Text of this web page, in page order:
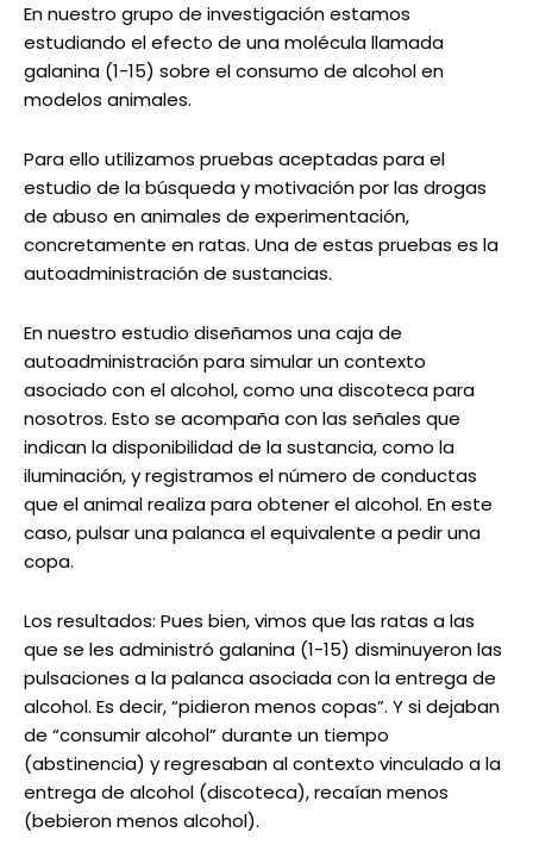
En nuestro grupo de investigación estamos
estudiando el efecto de una molécula llamada
galanina (1-15) sobre el consumo de alcohol en
modelos animales.
Para ello utilizamos pruebas aceptadas para el
estudio de la búsqueda y motivación por las drogas
de abuso en animales de experimentación,
concretamente en ratas. Una de estas pruebas es la
autoadministración de sustancias.
En nuestro estudio diseñamos una caja de
autoadministración para simular un contexto
asociado con el alcohol, como una discoteca para
nosotros. Esto se acompaña con las señales que
indican la disponibilidad de la sustancia, como la
iluminación, y registramos el número de conductas
que el animal realiza para obtener el alcohol. En este
caso, pulsar una palanca el equivalente a pedir una
copa.
Los resultados: Pues bien, vimos que las ratas a las
que se les administró galanina (1-15) disminuyeron las
pulsaciones a la palanca asociada con la entrega de
alcohol. Es decir, “pidieron menos copas”. Y si dejaban
de “consumir alcohol” durante un tiempo
(abstinencia) y regresaban al contexto vinculado a la
entrega de alcohol (discoteca), recaían menos
(bebieron menos alcohol).